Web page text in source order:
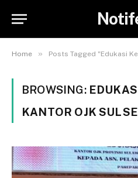
Home » Posts Tagged "Edukasi
BROWSING:
KANTOR OJK